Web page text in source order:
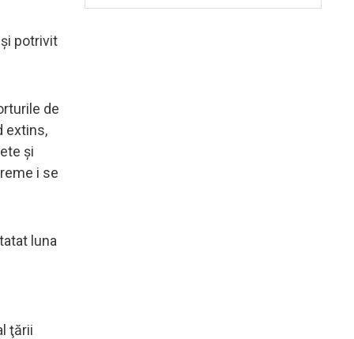
potrivit
de
extins,
şi
i se
luna
ţării